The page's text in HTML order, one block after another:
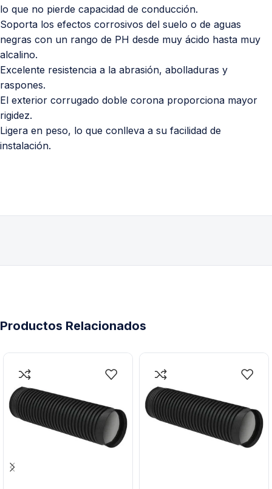
lo que no pierde capacidad de conducción.
Soporta los efectos corrosivos del suelo o de aguas
negras con un rango de PH desde muy ácido hasta muy
alcalino.
Excelente resistencia a la abrasión, abolladuras y
raspones.
El exterior corrugado doble corona proporciona mayor
rigidez.
Ligera en peso, lo que conlleva a su facilidad de
instalación.
Productos Relacionados